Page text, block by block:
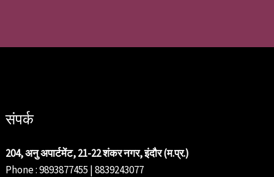
संपर्क
204, अनु अपार्टमेंट, 21-22 शंकर नगर, इंदौर (म.प्र.)
Phone : 9893877455 | 8839243077